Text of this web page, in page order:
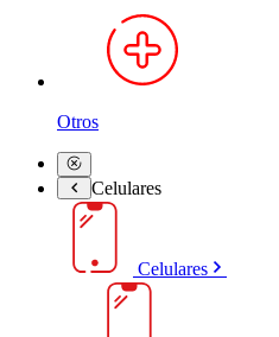
Otros
Celulares
Celulares